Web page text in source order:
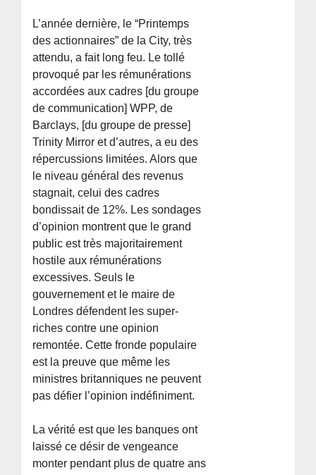
L’année dernière, le “Printemps
des actionnaires” de la City, très
attendu, a fait long feu. Le tollé
provoqué par les rémunérations
accordées aux cadres [du groupe
de communication] WPP, de
Barclays, [du groupe de presse]
Trinity Mirror et d’autres, a eu des
répercussions limitées. Alors que
le niveau général des revenus
stagnait, celui des cadres
bondissait de 12%. Les sondages
d’opinion montrent que le grand
public est très majoritairement
hostile aux rémunérations
excessives. Seuls le
gouvernement et le maire de
Londres défendent les super-
riches contre une opinion
remontée. Cette fronde populaire
est la preuve que même les
ministres britanniques ne peuvent
pas défier l’opinion indéfiniment.
La vérité est que les banques ont
laissé ce désir de vengeance
monter pendant plus de quatre ans